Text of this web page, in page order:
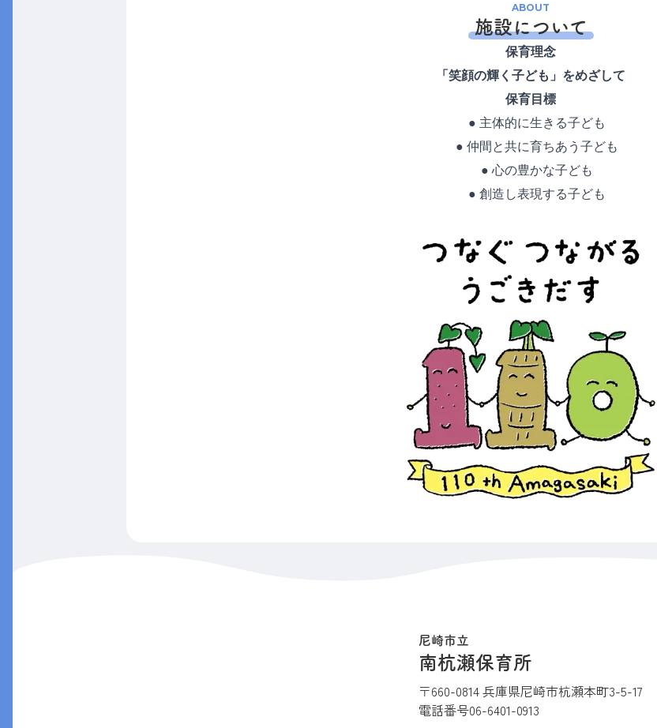
ABOUT
施設について
保育理念
「笑顔の輝く子ども」をめざして
保育目標
● 主体的に生きる子ども
● 仲間と共に育ちあう子ども
● 心の豊かな子ども
● 創造し表現する子ども
尼崎市立
南杭瀬保育所
〒660-0814 兵庫県尼崎市杭瀬本町3-5-17
電話番号06-6401-0913